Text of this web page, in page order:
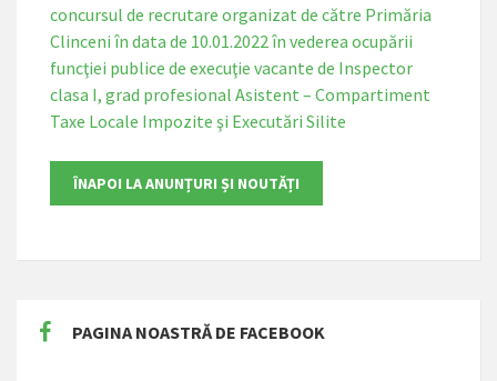
concursul de recrutare organizat de către Primăria
Clinceni în data de 10.01.2022 în vederea ocupării
funcţiei publice de execuţie vacante de Inspector
clasa I, grad profesional Asistent – Compartiment
Taxe Locale Impozite şi Executări Silite
PAGINA NOASTRĂ DE FACEBOOK